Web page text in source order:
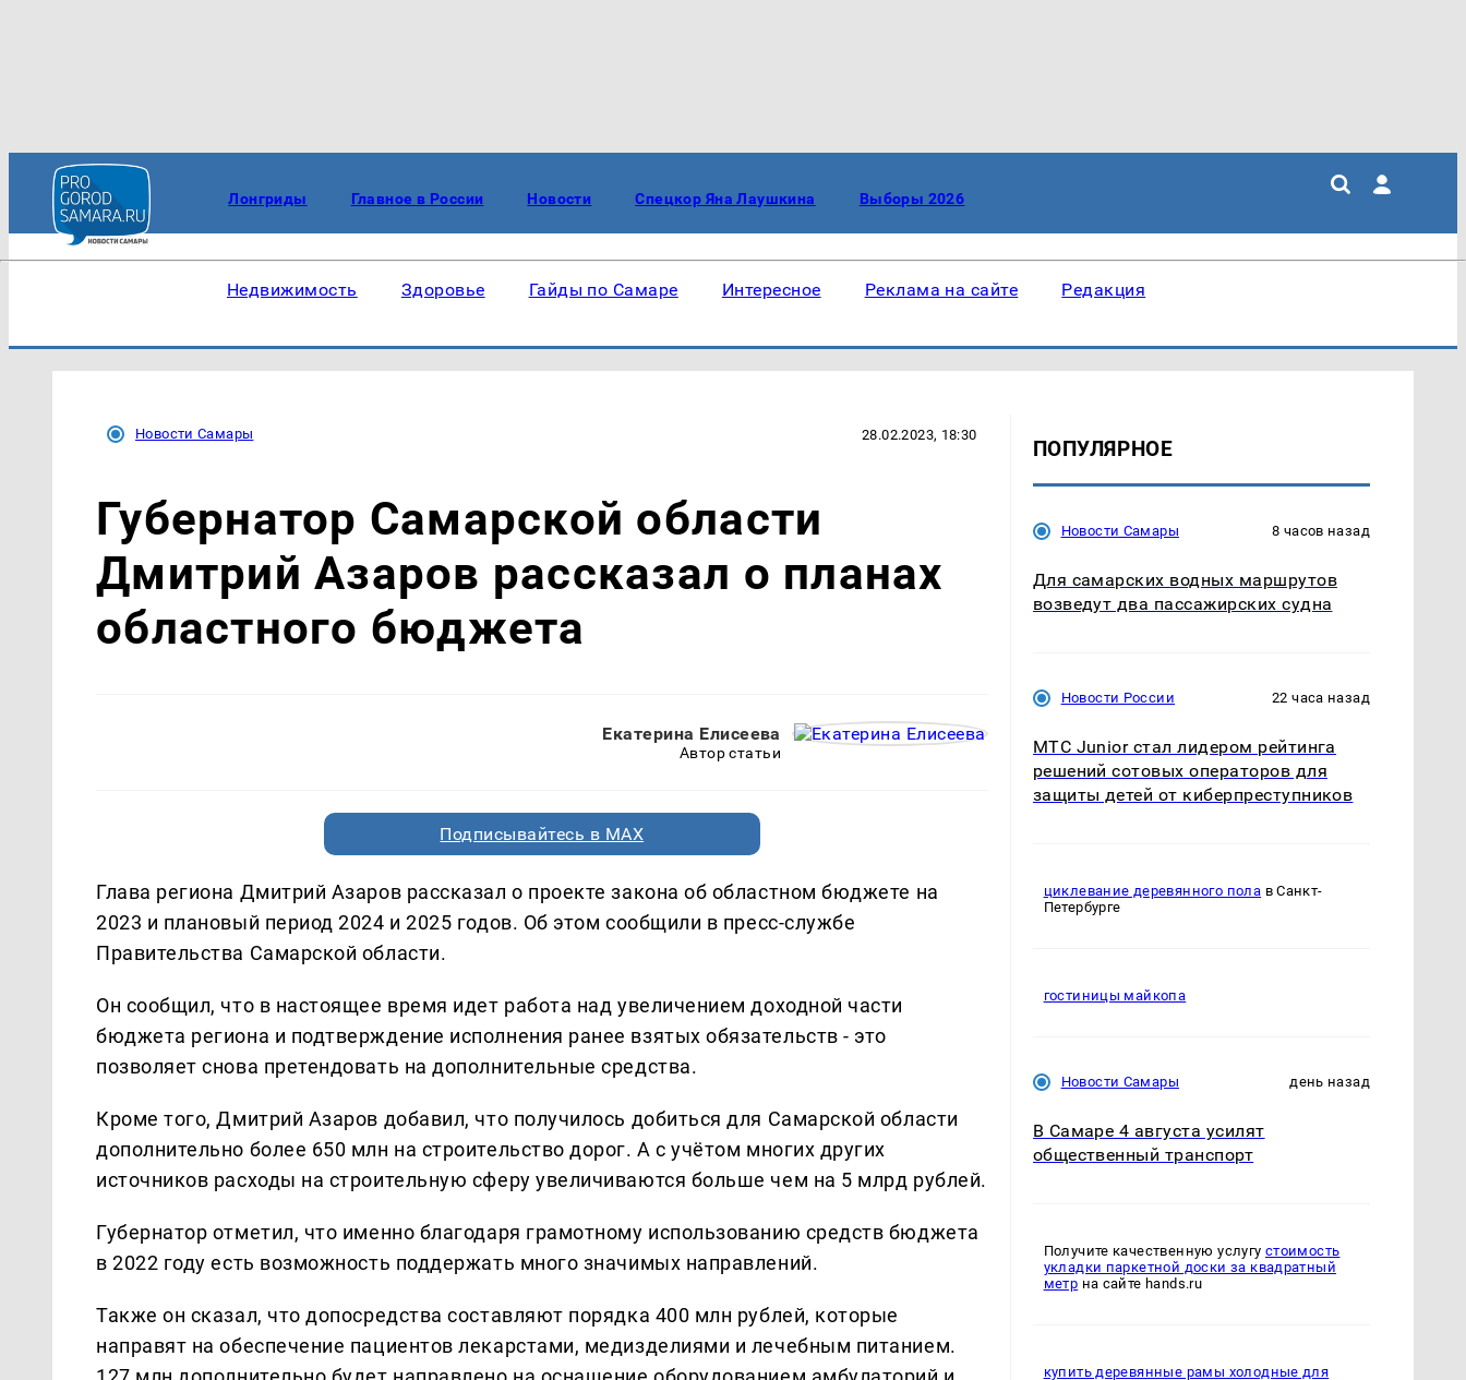
Лонгриды Главное в России Новости Спецкор Яна Лаушкина Выборы 2026
Недвижимость Здоровье Гайды по Самаре Интересное Реклама на сайте Редакция
Новости Самары 28.02.2023, 18:30
Губернатор Самарской области
Дмитрий Азаров рассказал о планах
областного бюджета
Екатерина Елисеева
Автор статьи
Подписывайтесь в MAX
Глава региона Дмитрий Азаров рассказал о проекте закона об областном бюджете на
2023 и плановый период 2024 и 2025 годов. Об этом сообщили в пресс-службе
Правительства Самарской области.
Он сообщил, что в настоящее время идет работа над увеличением доходной части
бюджета региона и подтверждение исполнения ранее взятых обязательств - это
позволяет снова претендовать на дополнительные средства.
Кроме того, Дмитрий Азаров добавил, что получилось добиться для Самарской области
дополнительно более 650 млн на строительство дорог. А с учётом многих других
источников расходы на строительную сферу увеличиваются больше чем на 5 млрд рублей.
Губернатор отметил, что именно благодаря грамотному использованию средств бюджета
в 2022 году есть возможность поддержать много значимых направлений.
Также он сказал, что допосредства составляют порядка 400 млн рублей, которые
направят на обеспечение пациентов лекарстами, медизделиями и лечебным питанием.
ПОПУЛЯРНОЕ
Новости Самары 8 часов назад
Для самарских водных маршрутов
возведут два пассажирских судна
Новости России 22 часа назад
МТС Junior стал лидером рейтинга
решений сотовых операторов для
защиты детей от киберпреступников
циклевание деревянного пола в Санкт-
Петербурге
гостиницы майкопа
Новости Самары день назад
В Самаре 4 августа усилят
общественный транспорт
Получите качественную услугу стоимость
укладки паркетной доски за квадратный
метр на сайте hands.ru
купить деревянные рамы холодные для